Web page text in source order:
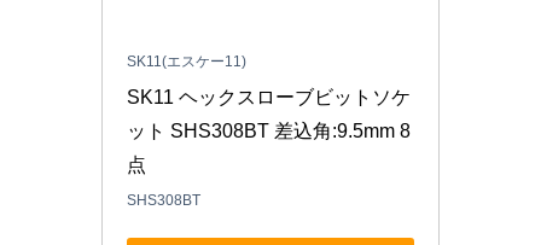
SK11(エスケー11)
SK11 ヘックスローブビットソケ
ット SHS308BT 差込角:9.5mm 8
点
SHS308BT